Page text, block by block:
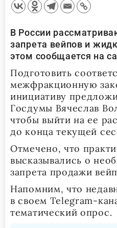
В России
запрета вейпов и
этом сообщается на
Подготовить
межфракционную
инициативу
Госдумы Вячеслав
чтобы выйти на ее
до конца текущей
Отмечено, что
высказывались о
запрета продажи
Напомним, что
в своем Telegram-
тематический опрос.